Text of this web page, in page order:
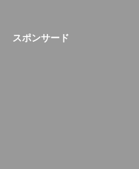
スポンサード